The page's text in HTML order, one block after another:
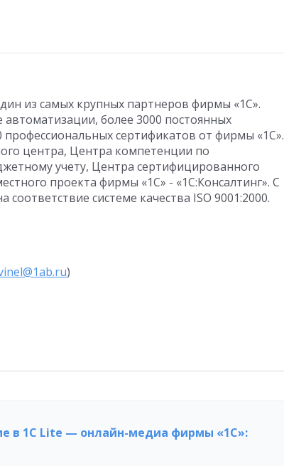
из самых крупных партнеров фирмы «1С».
автоматизации, более 3000 постоянных
профессиональных сертификатов от фирмы «1С».
центра, Центра компетенции по
учету, Центра сертифицированного
проекта фирмы «1С» - «1С:Консалтинг». С
системе качества ISO 9001:2000.
)
в 1С Lite — онлайн-медиа фирмы «1С»: